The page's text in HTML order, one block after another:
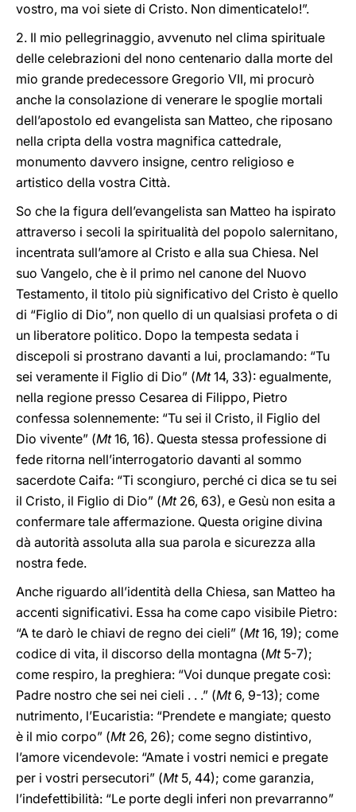
vostro, ma voi siete di Cristo. Non dimenticatelo!”.
2. Il mio pellegrinaggio, avvenuto nel clima spirituale
delle celebrazioni del nono centenario dalla morte del
mio grande predecessore Gregorio VII, mi procurò
anche la consolazione di venerare le spoglie mortali
dell’apostolo ed evangelista san Matteo, che riposano
nella cripta della vostra magnifica cattedrale,
monumento davvero insigne, centro religioso e
artistico della vostra Città.
So che la figura dell’evangelista san Matteo ha ispirato
attraverso i secoli la spiritualità del popolo salernitano,
incentrata sull’amore al Cristo e alla sua Chiesa. Nel
suo Vangelo, che è il primo nel canone del Nuovo
Testamento, il titolo più significativo del Cristo è quello
di “Figlio di Dio”, non quello di un qualsiasi profeta o di
un liberatore politico. Dopo la tempesta sedata i
discepoli si prostrano davanti a lui, proclamando: “Tu
sei veramente il Figlio di Dio” (Mt14, 33): egualmente,
nella regione presso Cesarea di Filippo, Pietro
confessa solennemente: “Tu sei il Cristo, il Figlio del
Dio vivente” (Mt16, 16). Questa stessa professione di
fede ritorna nell’interrogatorio davanti al sommo
sacerdote Caifa: “Ti scongiuro, perché ci dica se tu sei
il Cristo, il Figlio di Dio” (Mt26, 63), e Gesù non esita a
confermare tale affermazione. Questa origine divina
dà autorità assoluta alla sua parola e sicurezza alla
nostra fede.
Anche riguardo all’identità della Chiesa, san Matteo ha
accenti significativi. Essa ha come capo visibile Pietro:
“A te darò le chiavi de regno dei cieli” (Mt16, 19); come
codice di vita, il discorso della montagna (Mt5-7);
come respiro, la preghiera: “Voi dunque pregate così:
Padre nostro che sei nei cieli . . .” (Mt6, 9-13); come
nutrimento, l’Eucaristia: “Prendete e mangiate; questo
è il mio corpo” (Mt26, 26); come segno distintivo,
l’amore vicendevole: “Amate i vostri nemici e pregate
per i vostri persecutori” (Mt5, 44); come garanzia,
l’indefettibilità: “Le porte degli inferi non prevarranno”